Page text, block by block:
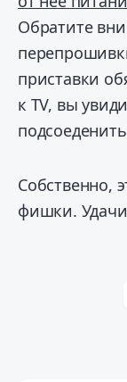
Обратите
приставки
к TV, вы
Собственно,
фишки.